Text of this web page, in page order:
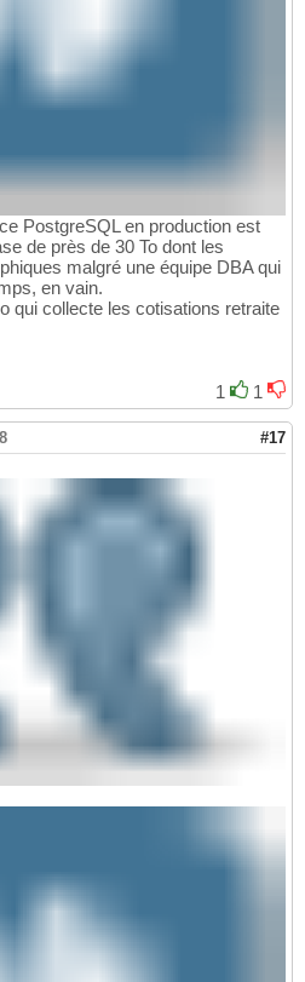
PostgreSQL en production est
de près de 30 To dont les
malgré une équipe DBA qui
en vain.
qui collecte les cotisations retraite
1
1
#17